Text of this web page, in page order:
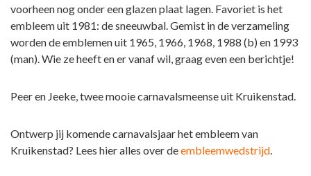
voorheen nog onder een glazen plaat lagen. Favoriet is het
embleem uit 1981: de sneeuwbal. Gemist in de verzameling
worden de emblemen uit 1965, 1966, 1968, 1988 (b) en 1993
(man). Wie ze heeft en er vanaf wil, graag even een berichtje!
Peer en Jeeke, twee mooie carnavalsmeense uit Kruikenstad.
Ontwerp jij komende carnavalsjaar het embleem van
Kruikenstad? Lees hier alles over deembleemwedstrijd.